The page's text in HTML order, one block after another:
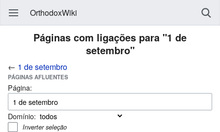
OrthodoxWiki
Páginas com ligações para "1 de
setembro"
← 1 de setembro
PÁGINAS AFLUENTES
Página:
Domínio:
Inverter seleção